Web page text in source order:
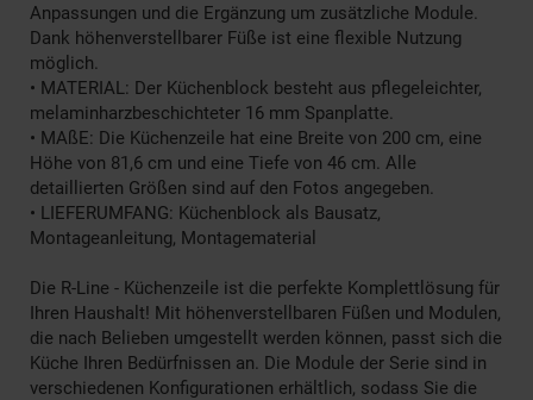
Anpassungen und die Ergänzung um zusätzliche Module.
Dank höhenverstellbarer Füße ist eine flexible Nutzung
möglich.
• MATERIAL: Der Küchenblock besteht aus pflegeleichter,
melaminharzbeschichteter 16 mm Spanplatte.
• MAßE: Die Küchenzeile hat eine Breite von 200 cm, eine
Höhe von 81,6 cm und eine Tiefe von 46 cm. Alle
detaillierten Größen sind auf den Fotos angegeben.
• LIEFERUMFANG: Küchenblock als Bausatz,
Montageanleitung, Montagematerial
Die R-Line - Küchenzeile ist die perfekte Komplettlösung für
Ihren Haushalt! Mit höhenverstellbaren Füßen und Modulen,
die nach Belieben umgestellt werden können, passt sich die
Küche Ihren Bedürfnissen an. Die Module der Serie sind in
verschiedenen Konfigurationen erhältlich, sodass Sie die